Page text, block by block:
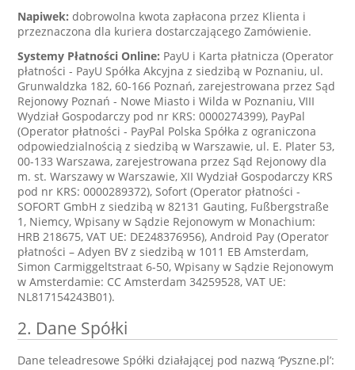
Napiwek:dobrowolna kwota zapłacona przez Klienta i
przeznaczona dla kuriera dostarczającego Zamówienie.
Systemy Płatności Online: PayU i Karta płatnicza (Operator
płatności - PayU Spółka Akcyjna z siedzibą w Poznaniu, ul.
Grunwaldzka 182, 60-166 Poznań, zarejestrowana przez Sąd
Rejonowy Poznań - Nowe Miasto i Wilda w Poznaniu, VIII
Wydział Gospodarczy pod nr KRS: 0000274399), PayPal
(Operator płatności - PayPal Polska Spółka z ograniczona
odpowiedzialnością z siedzibą w Warszawie, ul. E. Plater 53,
00-133 Warszawa, zarejestrowana przez Sąd Rejonowy dla
m. st. Warszawy w Warszawie, XII Wydział Gospodarczy KRS
pod nr KRS: 0000289372), Sofort (Operator płatności -
SOFORT GmbH z siedzibą w 82131 Gauting, Fußbergstraße
1, Niemcy, Wpisany w Sądzie Rejonowym w Monachium:
HRB 218675, VAT UE: DE248376956), Android Pay (Operator
płatności – Adyen BV z siedzibą w 1011 EB Amsterdam,
Simon Carmiggeltstraat 6-50, Wpisany w Sądzie Rejonowym
w Amsterdamie: CC Amsterdam 34259528, VAT UE:
NL817154243B01).
2. Dane Spółki
Dane teleadresowe Spółki działającej pod nazwą ‘Pyszne.pl’: